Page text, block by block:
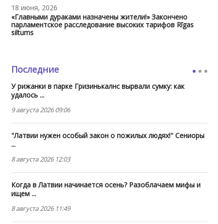
18 июня, 2026
«Главными дураками назначены жители!» Закончено
парламентское расследование высоких тарифов Rīgas
siltums
Последние
У рижанки в парке Гризинькалнс вырвали сумку: как
удалось ...
9 августа 2026 09:06
"Латвии нужен особый закон о пожилых людях!" Сениоры
...
8 августа 2026 12:03
Когда в Латвии начинается осень? Разоблачаем мифы и
ищем ...
8 августа 2026 11:49